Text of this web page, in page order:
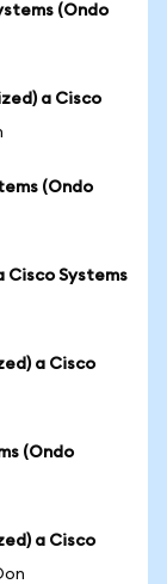
(Ondo
a Cisco
(Ondo
Cisco Systems
a Cisco
(Ondo
a Cisco